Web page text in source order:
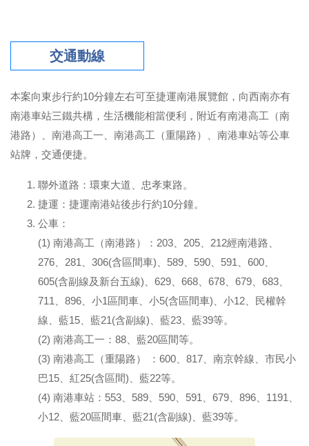
交通動線
本案向東步行約10分鐘左右可至捷運南港展覽館，向西南亦有
南港車站三鐵共構，生活機能相當便利，附近有南港高工（南
港路）、南港高工一、南港高工（重陽路）、南港車站等公車
站牌，交通便捷。
聯外道路：環東大道、忠孝東路。
捷運：捷運南港站後步行約10分鐘。
公車：
(1) 南港高工（南港路）：203、205、212經南港路、
276、281、306(含區間車)、589、590、591、600、
605(含副線及新台五線)、629、668、678、679、683、
711、896、小1區間車、小5(含區間車)、小12、民權幹
線、藍15、藍21(含副線)、藍23、藍39等。
(2) 南港高工一：88、藍20區間等。
(3) 南港高工（重陽路） ：600、817、南京幹線、市民小
巴15、紅25(含區間)、藍22等。
(4) 南港車站：553、589、590、591、679、896、1191、
小12、藍20區間車、藍21(含副線)、藍39等。